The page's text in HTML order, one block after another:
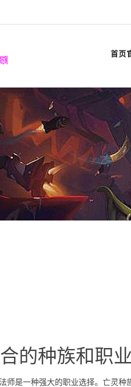
首页
的种族和职业
师是一种强大的职业选择。亡灵